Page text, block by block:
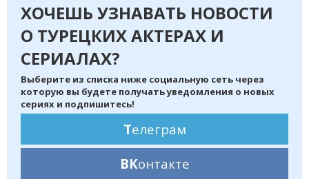
ХОЧЕШЬ УЗНАВАТЬ НОВОСТИ
О ТУРЕЦКИХ АКТЕРАХ И
СЕРИАЛАХ?
Выберите из списка ниже социальную сеть через
которую вы будете получать уведомления о новых
сериях и подпишитесь!
Телеграм
ВКонтакте